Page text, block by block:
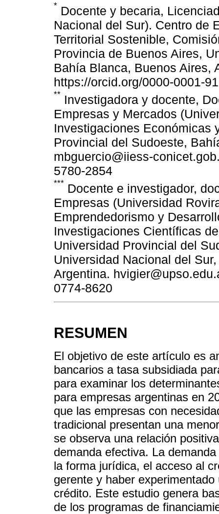
* Docente y becaria,
Nacional del Sur). Centro de
Territorial Sostenible,
Provincia de Buenos Aires,
Bahía Blanca, Buenos Aires,
https://orcid.org/0000-0001-
** Investigadora y docente,
Empresas y Mercados
Investigaciones Económicas
Provincial del Sudoeste,
mbguercio@iiess-
5780-2854
*** Docente e investigador,
Empresas (Universidad
Emprendedorismo y
Investigaciones Científicas
Universidad Provincial del
Universidad Nacional del
Argentina.
0774-8620
RESUMEN
El objetivo de este artículo es
bancarios a tasa subsidiada
para examinar los
para empresas argentinas en
que las empresas con
tradicional presentan una
se observa una relación
demanda efectiva. La
la forma jurídica, el acceso al
gerente y haber
crédito. Este estudio genera
de los programas de